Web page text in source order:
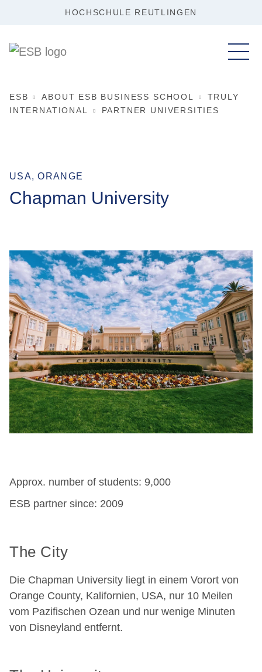
HOCHSCHULE REUTLINGEN
ESB ABOUT ESB BUSINESS SCHOOL
TRULY
INTERNATIONAL
PARTNER UNIVERSITIES
USA, ORANGE
Chapman University
Approx. number of students: 9,000
ESB partner since: 2009
The City
Die Chapman University liegt in einem Vorort von
Orange County, Kalifornien, USA, nur 10 Meilen
vom Pazifischen Ozean und nur wenige Minuten
von Disneyland entfernt.